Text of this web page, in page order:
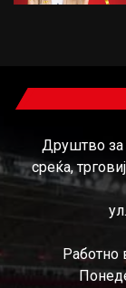
Друштво за
среќа,
Работно